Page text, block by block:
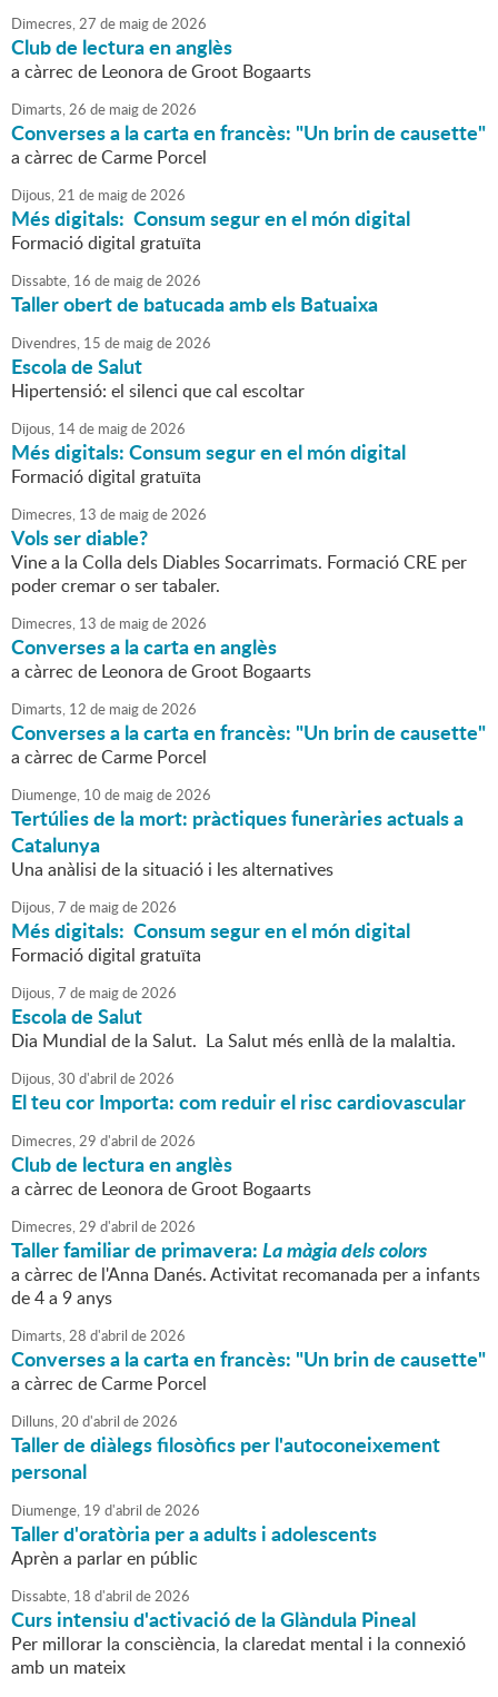
Dimecres,27 de maigde2026
Club de lectura en anglès
a càrrec de Leonora de Groot Bogaarts
Dimarts,26 de maigde2026
Converses a la carta en francès: "Un brin de causette"
a càrrec de Carme Porcel
Dijous,21 de maigde2026
Més digitals: Consum segur en el món digital
Formació digital gratuïta
Dissabte, 16 de maigde2026
Taller obert de batucada amb els Batuaixa
Divendres, 15 de maigde2026
Escola de Salut
Hipertensió: el silenci que cal escoltar
Dijous, 14de maigde2026
Més digitals: Consum segur en el món digital
Formació digital gratuïta
Dimecres, 13 de maigde2026
Vols ser diable?
Vine a la Colla dels Diables Socarrimats. Formació CRE per
poder cremar o ser tabaler.
Dimecres, 13 de maigde2026
Converses a la carta en anglès
a càrrec de Leonora de Groot Bogaarts
Dimarts, 12 de maigde2026
Converses a la carta en francès: "Un brin de causette"
a càrrec de Carme Porcel
Diumenge, 10 de maigde2026
Tertúlies de la mort: pràctiques funeràries actuals a
Catalunya
Una anàlisi de la situació i les alternatives
Dijous,7 de maigde2026
Més digitals: Consum segur en el món digital
Formació digital gratuïta
Dijous,7 de maigde2026
Escola de Salut
Dia Mundial de la Salut. La Salut més enllà de la malaltia.
Dijous,30 d'abril de2026
El teu cor Importa: com reduir el risc cardiovascular
Dimecres,29 d'abril de2026
Club de lectura en anglès
a càrrec de Leonora de Groot Bogaarts
Dimecres,29 d'abril de2026
Taller familiar de primavera:La màgia dels colors
a càrrec de l'Anna Danés. Activitat recomanada per a infants
de 4 a 9 anys
Dimarts,28 d'abril de2026
Converses a la carta en francès: "Un brin de causette"
a càrrec de Carme Porcel
Dilluns,20 d'abril de2026
Taller de diàlegs filosòfics per l'autoconeixement
personal
Diumenge, 19 d'abril de2026
Taller d'oratòria per a adults i adolescents
Aprèn a parlar en públic
Dissabte, 18 d'abril de2026
Curs intensiu d'activació de la Glàndula Pineal
Per millorar la consciència, la claredat mental i la connexió
amb un mateix